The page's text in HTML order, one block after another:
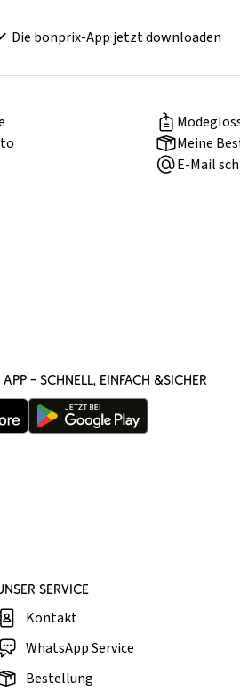
Die bonprix-App jetzt downloaden
Meine
E-Mail
– SCHNELL, EINFACH &SICHER
SERVICE
Kontakt
WhatsApp Service
Bestellung